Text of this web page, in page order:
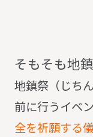
そもそも地鎮
地鎮祭（じち
前に行うイベ
全を祈願する